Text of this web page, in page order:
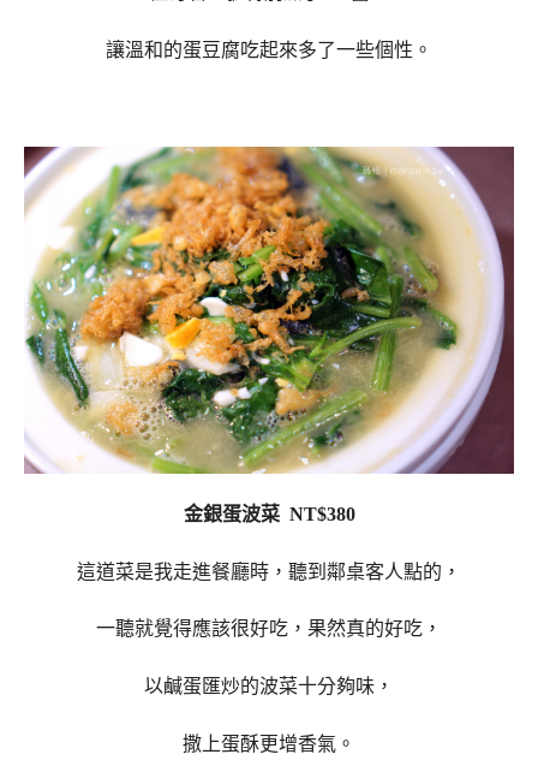
讓溫和的蛋豆腐吃起來多了一些個性。
金銀蛋波菜 NT$380
這道菜是我走進餐廳時，聽到鄰桌客人點的，
一聽就覺得應該很好吃，果然真的好吃，
以鹹蛋匯炒的波菜十分夠味，
撒上蛋酥更增香氣。